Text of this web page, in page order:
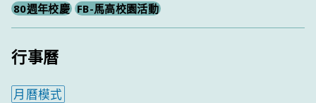
80週年校慶 FB-馬高校園活動
行事曆
月曆模式